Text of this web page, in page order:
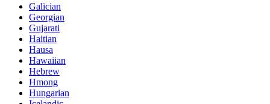
Galician
Georgian
Gujarati
Haitian
Hausa
Hawaiian
Hebrew
Hmong
Hungarian